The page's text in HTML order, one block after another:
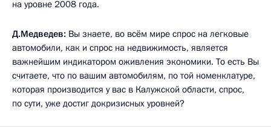
на уровне 2008 года.
Д.Медведев: Вы знаете, во всём мире спрос на легковые
автомобили, как и спрос на недвижимость, является
важнейшим индикатором оживления экономики. То есть Вы
считаете, что по вашим автомобилям, по той номенклатуре,
которая производится у вас в Калужской области, спрос,
по сути, уже достиг докризисных уровней?